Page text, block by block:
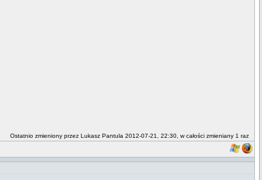
Ostatnio zmieniony przez Lukasz Pantula 2012-07-21, 22:30, w całości zmieniany 1 raz